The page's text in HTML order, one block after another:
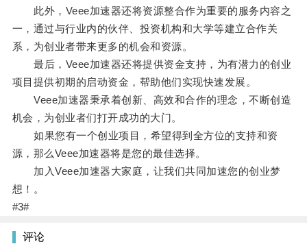
此外，Veee加速器还将资源整合作为重要的服务内容之
一，通过与行业内的伙伴、投资机构和大学等建立合作关
系，为创业者带来更多的机会和资源。
最后，Veee加速器还将提供资金支持，为有潜力的创业
项目提供初期的启动资金，帮助他们实现快速发展。
Veee加速器秉承着创新、高效和合作的理念，不断创造
机会，为创业者们打开成功的大门。
如果您有一个创业项目，希望得到全方位的支持和资
源，那么Veee加速器将是您的最佳选择。
加入Veee加速器大家庭，让我们共同加速您的创业梦
想！。
#3#
评论